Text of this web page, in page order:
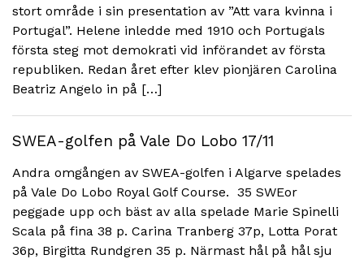
stort område i sin presentation av ”Att vara kvinna i
Portugal”. Helene inledde med 1910 och Portugals
första steg mot demokrati vid införandet av första
republiken. Redan året efter klev pionjären Carolina
Beatriz Angelo in på […]
SWEA-golfen på Vale Do Lobo 17/11
Andra omgången av SWEA-golfen i Algarve spelades
på Vale Do Lobo Royal Golf Course. 35 SWEor
peggade upp och bäst av alla spelade Marie Spinelli
Scala på fina 38 p. Carina Tranberg 37p, Lotta Porat
36p, Birgitta Rundgren 35 p. Närmast hål på hål sju